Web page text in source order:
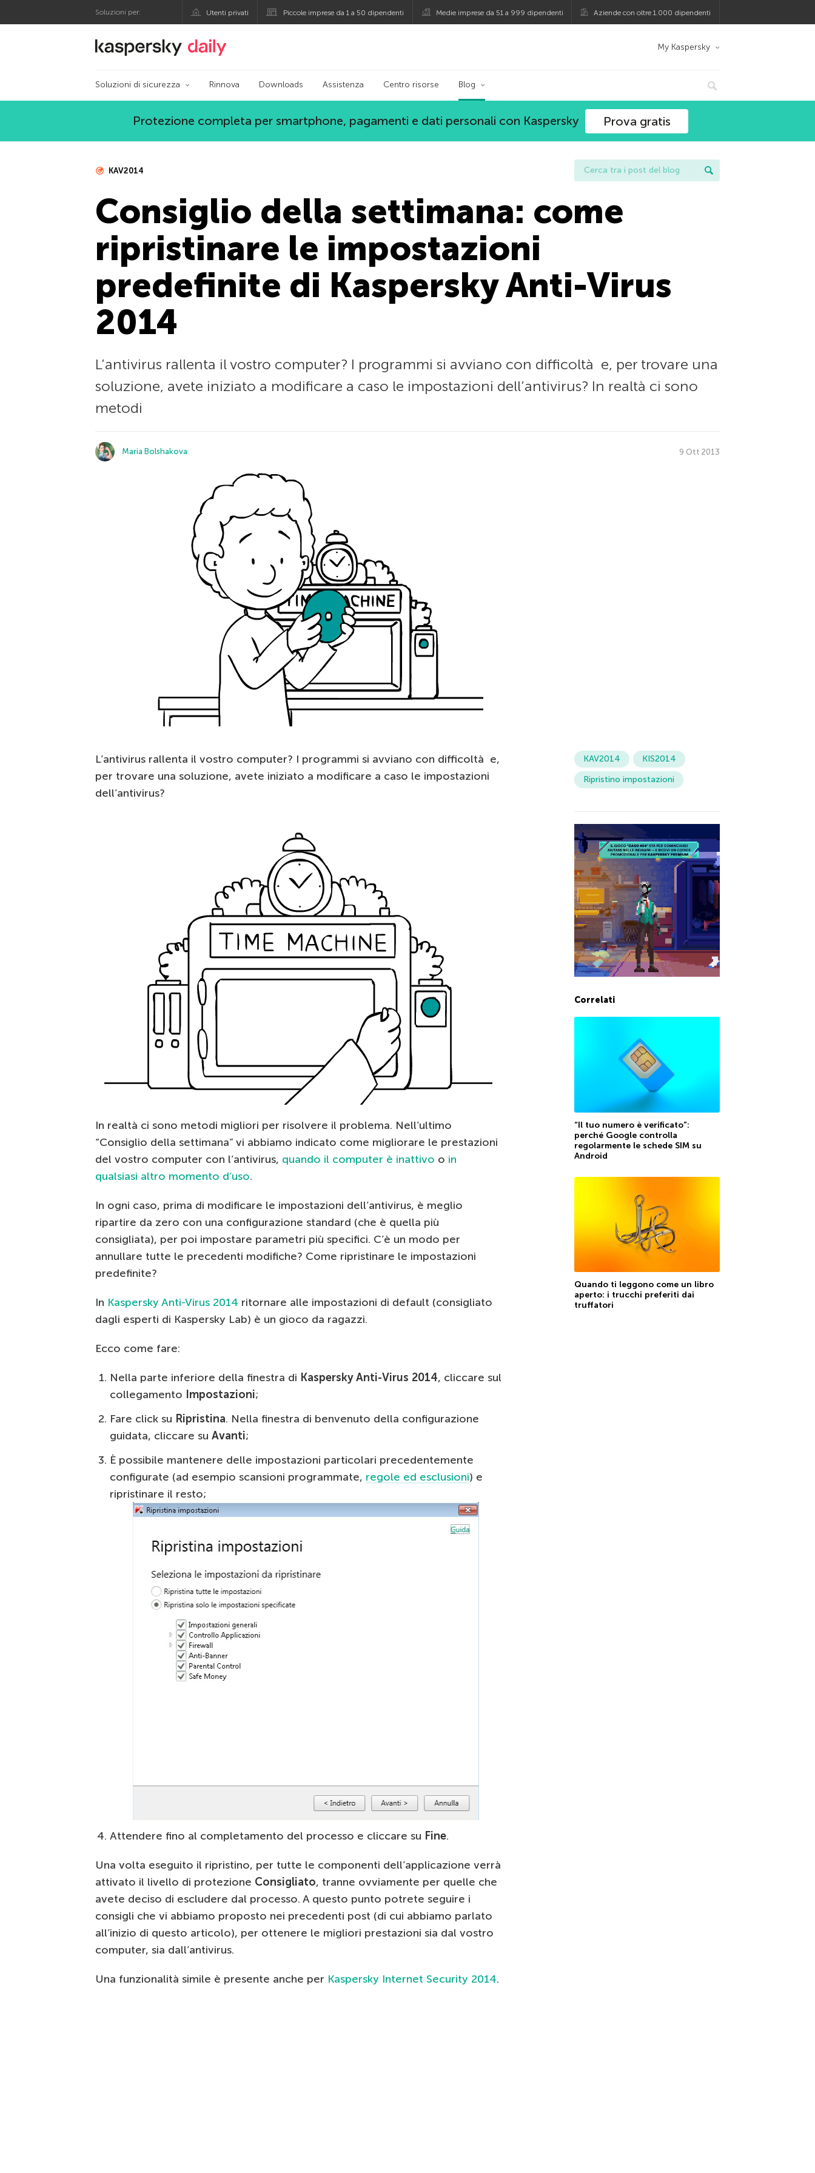
Soluzioni per: Utenti privati Piccole imprese da 1 a 50 dipendenti Medie imprese da 51 a 999 dipendenti Aziende con oltre 1.000 dipendenti
Blog ufficiale di Kaspersky My Kaspersky
Soluzioni di sicurezza Rinnova Downloads Assistenza Centro risorse Blog
Protezione completa per smartphone, pagamenti e dati personali con Kaspersky Prova gratis
KAV2014
Consiglio della settimana: come
ripristinare le impostazioni
predefinite di Kaspersky Anti-Virus
2014
L’antivirus rallenta il vostro computer? I programmi si avviano con difficoltà e, per trovare una
soluzione, avete iniziato a modificare a caso le impostazioni dell’antivirus? In realtà ci sono
metodi
Maria Bolshakova 9 Ott 2013
L’antivirus rallenta il vostro computer? I programmi si avviano con difficoltà e,
per trovare una soluzione, avete iniziato a modificare a caso le impostazioni
dell’antivirus?
In realtà ci sono metodi migliori per risolvere il problema. Nell’ultimo
“Consiglio della settimana” vi abbiamo indicato come migliorare le prestazioni
del vostro computer con l’antivirus, quando il computer è inattivo o in
qualsiasi altro momento d’uso.
In ogni caso, prima di modificare le impostazioni dell’antivirus, è meglio
ripartire da zero con una configurazione standard (che è quella più
consigliata), per poi impostare parametri più specifici. C’è un modo per
annullare tutte le precedenti modifiche? Come ripristinare le impostazioni
predefinite?
In Kaspersky Anti-Virus 2014 ritornare alle impostazioni di default (consigliato
dagli esperti di Kaspersky Lab) è un gioco da ragazzi.
Ecco come fare:
Nella parte inferiore della finestra di Kaspersky Anti-Virus 2014, cliccare sul
collegamento Impostazioni;
Fare click su Ripristina. Nella finestra di benvenuto della configurazione
guidata, cliccare su Avanti;
È possibile mantenere delle impostazioni particolari precedentemente
configurate (ad esempio scansioni programmate, regole ed esclusioni) e
ripristinare il resto;
Attendere fino al completamento del processo e cliccare su Fine.
Una volta eseguito il ripristino, per tutte le componenti dell’applicazione verrà
attivato il livello di protezione Consigliato, tranne ovviamente per quelle che
avete deciso di escludere dal processo. A questo punto potrete seguire i
consigli che vi abbiamo proposto nei precedenti post (di cui abbiamo parlato
all’inizio di questo articolo), per ottenere le migliori prestazioni sia dal vostro
computer, sia dall’antivirus.
Una funzionalità simile è presente anche per Kaspersky Internet Security 2014.
KAV2014
KIS2014
Ripristino impostazioni
Correlati
“Il tuo numero è verificato”:
perché Google controlla
regolarmente le schede SIM su
Android
Quando ti leggono come un libro
aperto: i trucchi preferiti dai
truffatori